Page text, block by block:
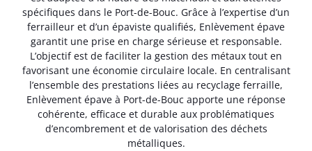
spécifiques dans le Port-de-Bouc. Grâce à l’expertise d’un
ferrailleur et d’un épaviste qualifiés, Enlèvement épave
garantit une prise en charge sérieuse et responsable.
L’objectif est de faciliter la gestion des métaux tout en
favorisant une économie circulaire locale. En centralisant
l’ensemble des prestations liées au recyclage ferraille,
Enlèvement épave à Port-de-Bouc apporte une réponse
cohérente, efficace et durable aux problématiques
d’encombrement et de valorisation des déchets
métalliques.